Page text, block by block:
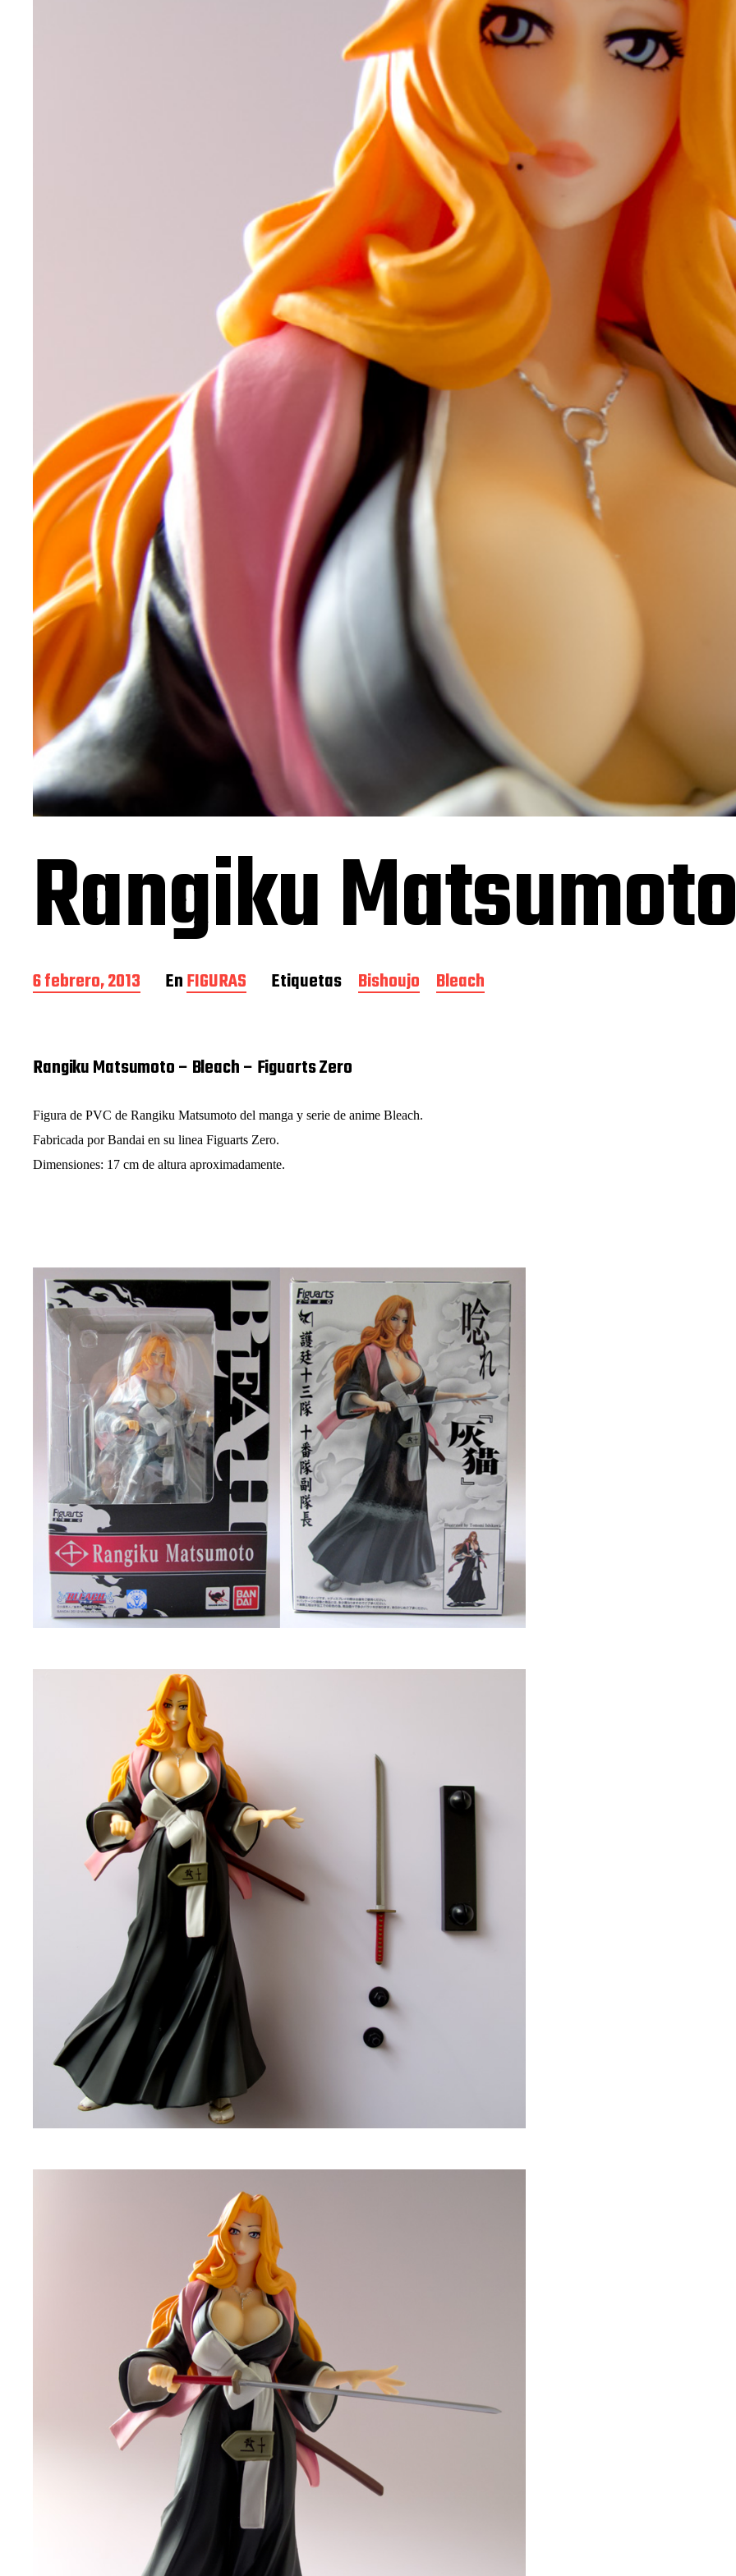
Rangiku
F
e
a
d
l
a
e
n
6 febrero, 2013 EnFIGURAS Etiquetas Bishoujo Bleach
Rangiku Matsumoto – Bleach – Figuarts Zero
Figura de PVC de Rangiku Matsumoto del manga y serie de anime Bleach.
Fabricada por Bandai en su linea Figuarts Zero.
Dimensiones: 17 cm de altura aproximadamente.